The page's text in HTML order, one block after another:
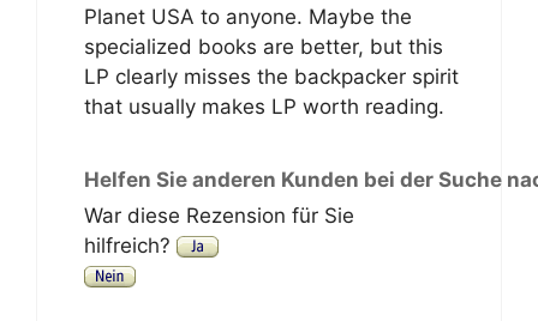
Planet USA to anyone. Maybe the
specialized books are better, but this
LP clearly misses the backpacker spirit
that usually makes LP worth reading.
Helfen Sie anderen Kunden bei der Suche
War diese Rezension für Sie
hilfreich?